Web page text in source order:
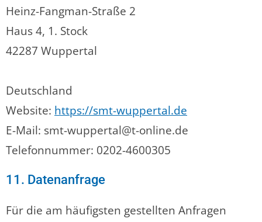
Heinz-Fangman-Straße 2
Haus 4, 1. Stock
42287 Wuppertal
Deutschland
Website: https://smt-wuppertal.de
E-Mail: smt-wuppertal@t-online.de
Telefonnummer: 0202-4600305
11. Datenanfrage
Für die am häufigsten gestellten Anfragen